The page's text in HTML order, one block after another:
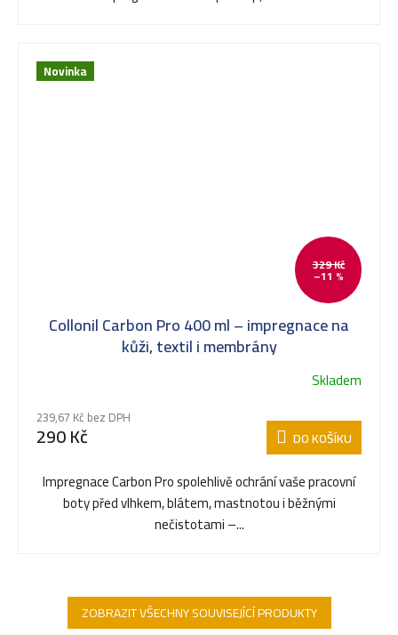
Novinka
329 Kč
–11 %
Collonil Carbon Pro 400 ml – impregnace na
kůži, textil i membrány
Skladem
239,67 Kč bez DPH
290 Kč DO KOŠÍKU
Impregnace Carbon Pro spolehlivě ochrání vaše pracovní
boty před vlhkem, blátem, mastnotou i běžnými
nečistotami –...
ZOBRAZIT VŠECHNY SOUVISEJÍCÍ PRODUKTY